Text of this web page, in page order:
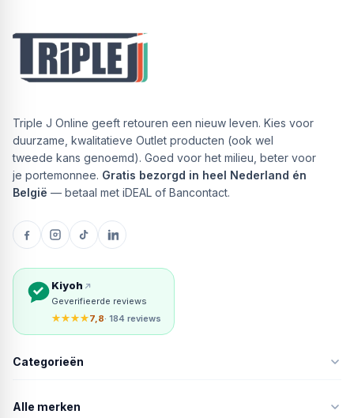
Triple J Online geeft retouren een nieuw leven. Kies voor
duurzame, kwalitatieve Outlet producten (ook wel
tweede kans genoemd). Goed voor het milieu, beter voor
je portemonnee. Gratis bezorgd in heel Nederland én
België — betaal met iDEAL of Bancontact.
Kiyoh
Geverifieerde reviews
★★★★7,8· 184 reviews
Categorieën
Alle merken